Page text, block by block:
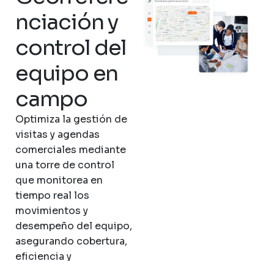
nciación y
control del
equipo en
campo
Optimiza la gestión de
visitas y agendas
comerciales mediante
una torre de control
que monitorea en
tiempo real los
movimientos y
desempeño del equipo,
asegurando cobertura,
eficiencia y